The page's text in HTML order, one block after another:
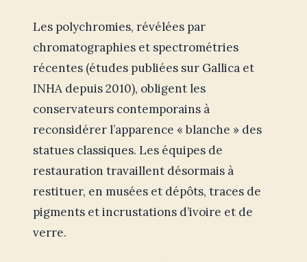
Les polychromies, révélées par
chromatographies et spectrométries
récentes (études publiées sur Gallica et
INHA depuis 2010), obligent les
conservateurs contemporains à
reconsidérer l’apparence « blanche » des
statues classiques. Les équipes de
restauration travaillent désormais à
restituer, en musées et dépôts, traces de
pigments et incrustations d’ivoire et de
verre.